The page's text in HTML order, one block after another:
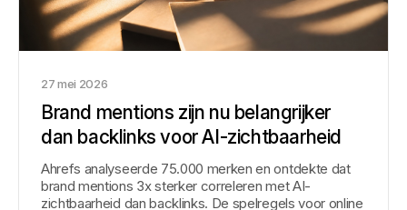
27 mei 2026
Brand mentions zijn nu belangrijker
dan backlinks voor AI-zichtbaarheid
Ahrefs analyseerde 75.000 merken en ontdekte dat
brand mentions 3x sterker correleren met AI-
zichtbaarheid dan backlinks. De spelregels voor online